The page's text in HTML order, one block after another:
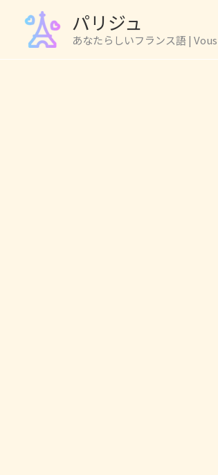
content
パリジュ
あなたらしいフランス語 |